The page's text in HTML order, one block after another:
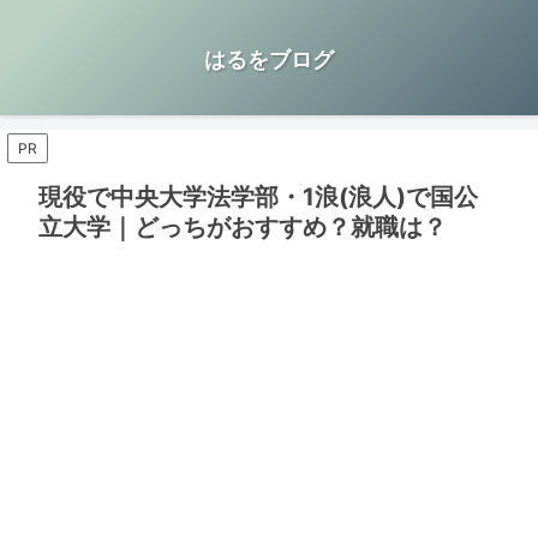
はるをブログ
PR
現役で中央大学法学部・1浪(浪人)で国公
立大学｜どっちがおすすめ？就職は？